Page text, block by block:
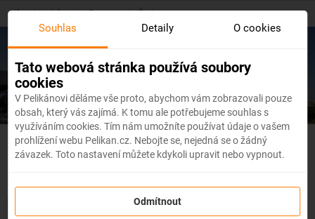
Skip
content
Hlavní stránka / Evropa / Řecko
Levné letenkyŘecko
Řecko - Flexibilní letenky
Souhlas Detaily O cookies
Tato webová stránka používá soubory
cookies
V Pelikánovi děláme vše proto, abychom vám zobrazovali pouze
obsah, který vás zajímá. K tomu ale potřebujeme souhlas s
využíváním cookies. Tím nám umožníte používat údaje o vašem
prohlížení webu Pelikan.cz. Nebojte se, nejedná se o žádný
závazek. Toto nastavení můžete kdykoli upravit nebo vypnout.
Odmítnout